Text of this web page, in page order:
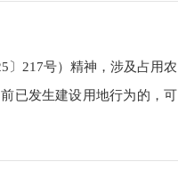
〕217号）精神，涉及占用农
已发生建设用地行为的，可